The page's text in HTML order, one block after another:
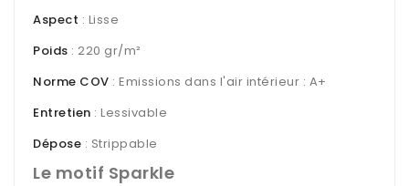
Aspect : Lisse
Poids : 220 gr/m²
Norme COV : Emissions dans l'air intérieur : A+
Entretien : Lessivable
Dépose : Strippable
Le motif Sparkle